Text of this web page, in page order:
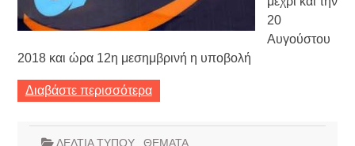
20
Αυγούστου
2018 και ώρα 12η μεσημβρινή η υποβολή
Διαβάστε περισσότερα
ΔΕΛΤΙΑ ΤΥΠΟΥ, ΘΕΜΑΤΑ